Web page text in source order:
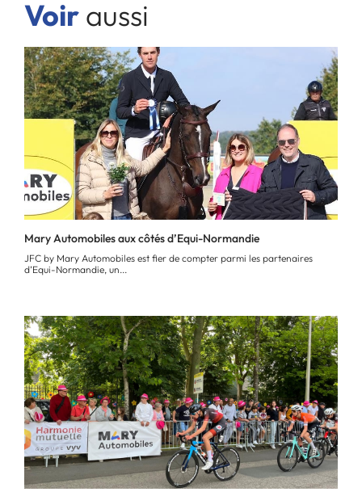
Voir aussi
Mary Automobiles aux côtés d’Equi-Normandie
JFC by Mary Automobiles est fier de compter parmi les partenaires
d’Equi-Normandie, un...